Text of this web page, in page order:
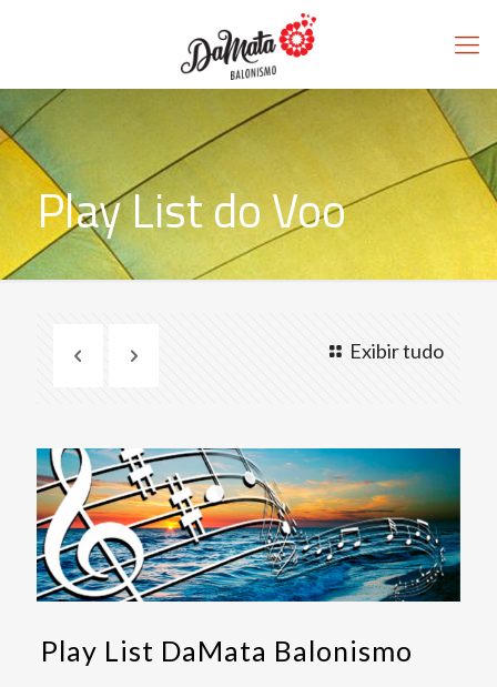
Play List do Voo
Exibir tudo
Play List DaMata Balonismo